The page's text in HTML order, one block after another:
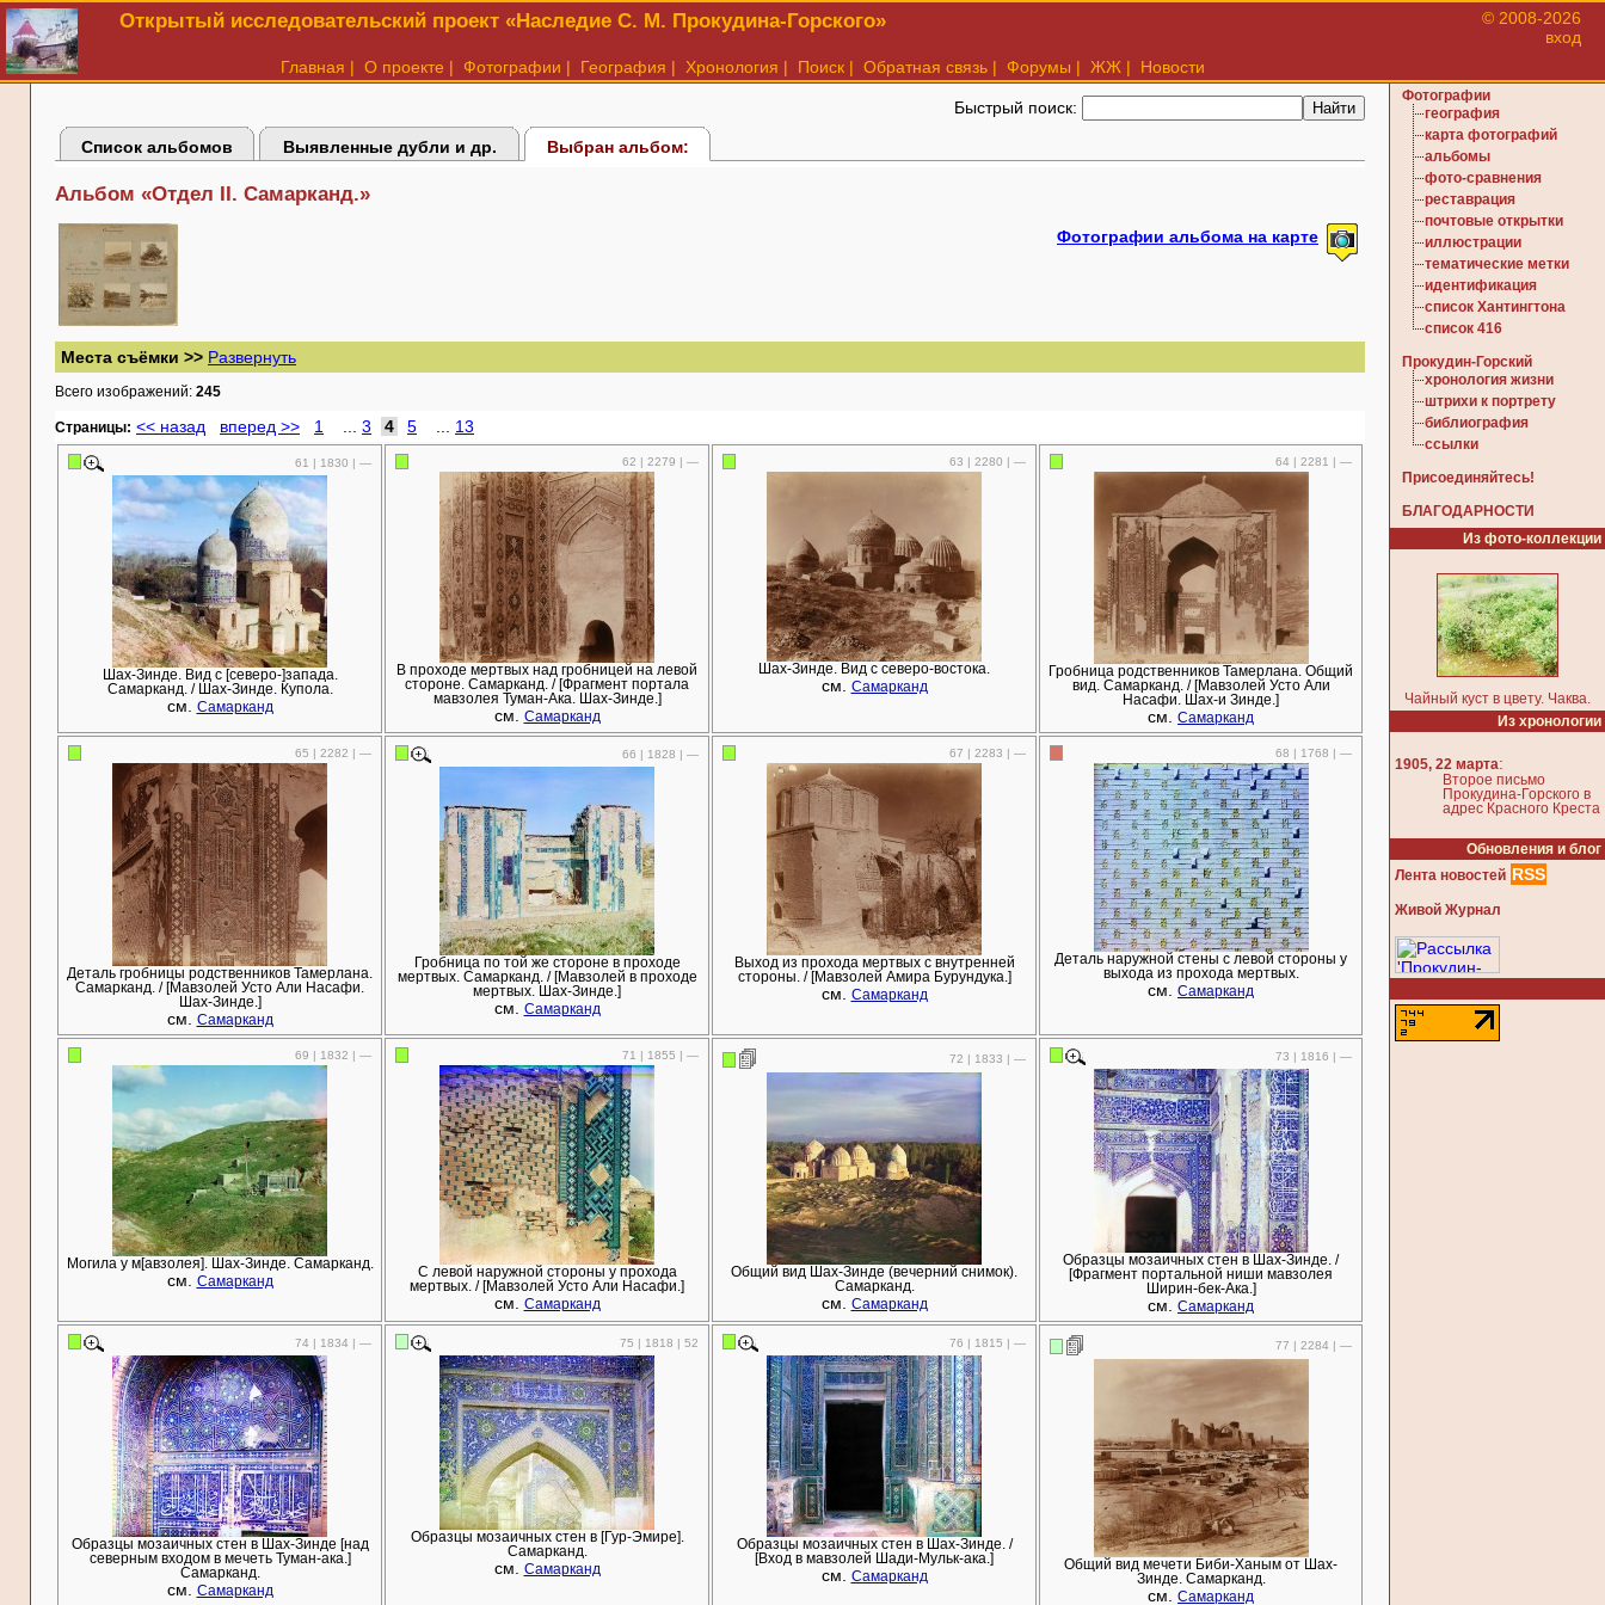
Открытый исследовательский проект «Наследие С. М. Прокудина-Горского»
© 2008-2026
вход
Главная | О проекте | Фотографии | География | Хронология | Поиск | Обратная связь | Форумы | ЖЖ | Новости
Быстрый поиск:
Список альбомов Выявленные дубли и др. Выбран альбом:
Альбом «Отдел II. Самарканд.»
Фотографии альбома на карте
Места съёмки >> Развернуть
Всего изображений: 245
Cтраницы: << назад вперед >> 1 3 4 5 13
61 | 1830 | —
Шах-Зинде. Вид с [северо-]запада.
Самарканд. / Шах-Зинде. Купола.
см. Самарканд
62 | 2279 | —
В проходе мертвых над гробницей на левой
стороне. Самарканд. / [Фрагмент портала
мавзолея Туман-Ака. Шах-Зинде.]
см. Самарканд
63 | 2280 | —
Шах-Зинде. Вид с северо-востока.
см. Самарканд
64 | 2281 | —
Гробница родственников Тамерлана. Общий
вид. Самарканд. / [Мавзолей Усто Али
Насафи. Шах-и Зинде.]
см. Самарканд
65 | 2282 | —
Деталь гробницы родственников Тамерлана.
Самарканд. / [Мавзолей Усто Али Насафи.
Шах-Зинде.]
см. Самарканд
66 | 1828 | —
Гробница по той же стороне в проходе
мертвых. Самарканд. / [Мавзолей в проходе
мертвых. Шах-Зинде.]
см. Самарканд
67 | 2283 | —
Выход из прохода мертвых с внутренней
стороны. / [Мавзолей Амира Бурундука.]
см. Самарканд
68 | 1768 | —
Деталь наружной стены с левой стороны у
выхода из прохода мертвых.
см. Самарканд
69 | 1832 | —
Могила у м[авзолея]. Шах-Зинде. Самарканд.
см. Самарканд
71 | 1855 | —
С левой наружной стороны у прохода
мертвых. / [Мавзолей Усто Али Насафи.]
см. Самарканд
72 | 1833 | —
Общий вид Шах-Зинде (вечерний снимок).
Самарканд.
см. Самарканд
73 | 1816 | —
Образцы мозаичных стен в Шах-Зинде. /
[Фрагмент портальной ниши мавзолея
Ширин-бек-Ака.]
см. Самарканд
74 | 1834 | —
Образцы мозаичных стен в Шах-Зинде [над
северным входом в мечеть Туман-ака.]
Самарканд.
см. Самарканд
75 | 1818 | 52
Образцы мозаичных стен в [Гур-Эмире].
Самарканд.
см. Самарканд
76 | 1815 | —
Образцы мозаичных стен в Шах-Зинде. /
[Вход в мавзолей Шади-Мульк-ака.]
см. Самарканд
77 | 2284 | —
Общий вид мечети Биби-Ханым от Шах-
Зинде. Самарканд.
см. Самарканд
Фотографии
география
карта фотографий
альбомы
фото-сравнения
реставрация
почтовые открытки
иллюстрации
тематические метки
идентификация
список Хантингтона
список 416
Прокудин-Горский
хронология жизни
штрихи к портрету
библиография
ссылки
Присоединяйтесь!
БЛАГОДАРНОСТИ
Из фото-коллекции
Чайный куст в цвету. Чаква.
Из хронологии
1905, 22 марта:
Второе письмо
Прокудина-Горского в
адрес Красного Креста
Обновления и блог
Лента новостей RSS
Живой Журнал